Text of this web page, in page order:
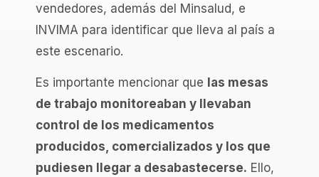
vendedores, además del Minsalud, e
INVIMA para identificar que lleva al país a
este escenario.
Es importante mencionar que las mesas
de trabajo monitoreaban y llevaban
control de los medicamentos
producidos, comercializados y los que
pudiesen llegar a desabastecerse. Ello,